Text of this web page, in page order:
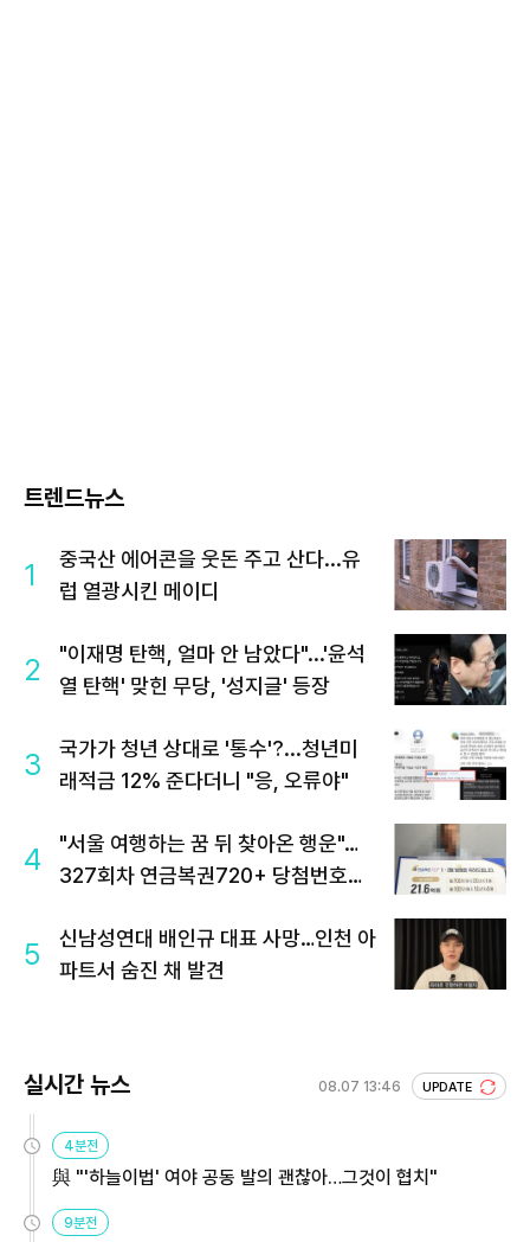
트렌드뉴스
1
중국산 에어콘을 웃돈 주고 산다...유
럽 열광시킨 메이디
2
"이재명 탄핵, 얼마 안 남았다"...'윤석
열 탄핵' 맞힌 무당, '성지글' 등장
3
국가가 청년 상대로 '통수'?...청년미
래적금 12% 준다더니 "응, 오류야"
4
"서울 여행하는 꿈 뒤 찾아온 행운"…
327회차 연금복권720+ 당첨번호조
5
신남성연대 배인규 대표 사망…인천 아
파트서 숨진 채 발견
실시간 뉴스 08.07 13:46 UPDATE
4분전
與 "'하늘이법' 여야 공동 발의 괜찮아…그것이 협치"
9분전